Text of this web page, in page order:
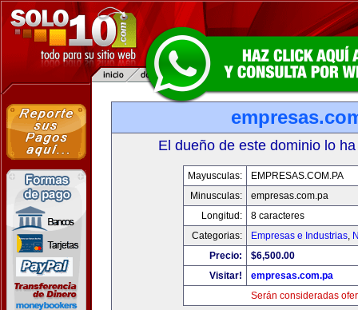
El dueño de este dominio lo
Mayusculas:
EMPRESAS.COM.PA
Minusculas:
empresas.com.pa
Longitud:
8 caracteres
Categorias:
Empresas e Industrias,
Precio:
$6,500.00
Visitar!
empresas.com.pa
Serán consideradas